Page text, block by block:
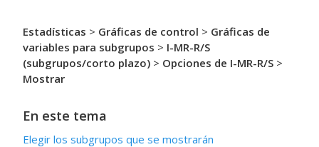
Estadísticas > Gráficas de control > Gráficas de
variables para subgrupos > I-MR-R/S
(subgrupos/corto plazo) > Opciones de I-MR-R/S >
Mostrar
En este tema
Elegir los subgrupos que se mostrarán